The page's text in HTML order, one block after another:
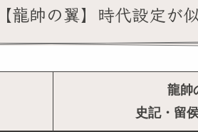
帥の翼】時代設定が
龍帥
史記・留